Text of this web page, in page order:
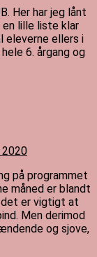
Her har jeg lånt
en lille liste klar
eleverne ellers i
6. årgang og
2020
på programmet
måned er blandt
det er vigtigt at
Men derimod
og sjove,